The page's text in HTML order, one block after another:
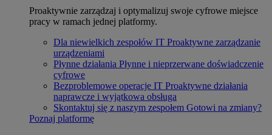
Proaktywnie zarządzaj i optymalizuj swoje cyfrowe miejsce
pracy w ramach jednej platformy.
Dla niewielkich zespołów IT Proaktywne zarządzanie
urządzeniami
Płynne działania Płynne i nieprzerwane doświadczenie
cyfrowe
Bezproblemowe operacje IT Proaktywne działania
naprawcze i wyjątkowa obsługa
Skontaktuj się z naszym zespołem Gotowi na zmiany?
Poznaj platformę